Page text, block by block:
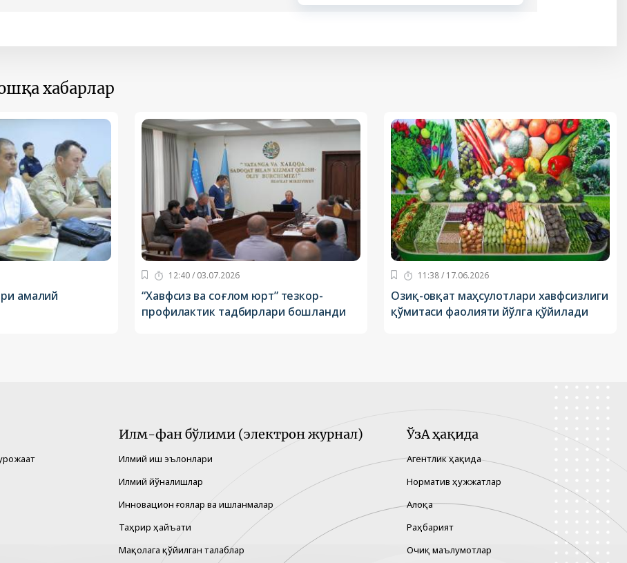
хабарлар
амалий
12:40 / 03.07.2026
“Хавфсиз ва соғлом юрт” тезкор-
профилактик тадбирлари бошланди
11:38 / 17.06.2026
Озиқ-овқат маҳсулотлари хавфсизлиги
қўмитаси фаолияти йўлга қўйилади
Илм-фан бўлими (электрон журнал)
Илмий иш эълонлари
Илмий йўналишлар
Инновацион ғоялар ва ишланмалар
Таҳрир ҳайъати
Мақолага қўйилган талаблар
ЎзА ҳақида
Агентлик ҳақида
Норматив ҳужжатлар
Алоқа
Раҳбарият
Очиқ маълумотлар